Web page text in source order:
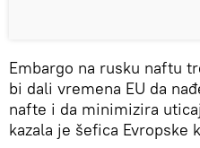
Embargo na rusku naftu
bi dali vremena EU da
nafte i da minimizira
kazala je šefica Evropske